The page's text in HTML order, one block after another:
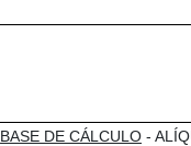
BASE DE CÁLCULO -